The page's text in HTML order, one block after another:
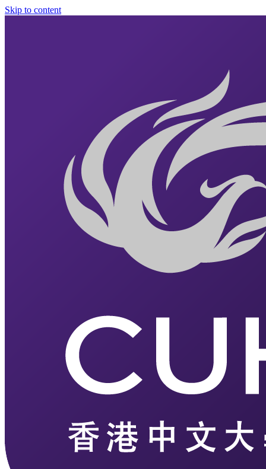
Skip to content